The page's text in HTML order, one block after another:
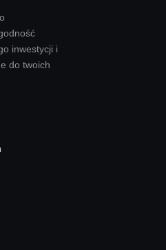
osiedla w praktyce
mało sprzyjającej okolicy.
w mieście tym
do Warszawy, to jednak
poruszania się autem.
inwestycji i
do twoich